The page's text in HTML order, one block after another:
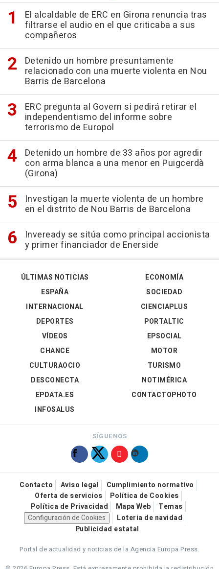
El alcaldable de ERC en Girona renuncia tras
filtrarse el audio en el que criticaba a sus
compañeros
Detenido un hombre presuntamente
relacionado con una muerte violenta en Nou
Barris de Barcelona
ERC pregunta al Govern si pedirá retirar el
independentismo del informe sobre
terrorismo de Europol
Detenido un hombre de 33 años por agredir
con arma blanca a una menor en Puigcerdà
(Girona)
Investigan la muerte violenta de un hombre
en el distrito de Nou Barris de Barcelona
Inveready se sitúa como principal accionista
y primer financiador de Enerside
ÚLTIMAS NOTICIAS
ESPAÑA
INTERNACIONAL
DEPORTES
VÍDEOS
ECONOMÍA
SOCIEDAD
CIENCIAPLUS
PORTALTIC
EPSOCIAL
CHANCE
CULTURAOCIO
DESCONECTA
EPDATA.ES
INFOSALUS
MOTOR
TURISMO
NOTIMÉRICA
CONTACTOPHOTO
SÍGUENOS
Contacto Aviso legal
Cumplimiento normativo
Oferta de servicios
Política de Cookies
Política de Privacidad
Mapa Web
Temas
Configuración de Cookies
Loteria de navidad
Publicidad estatal
Portal de actualidad y noticias de la Agencia Europa Press.